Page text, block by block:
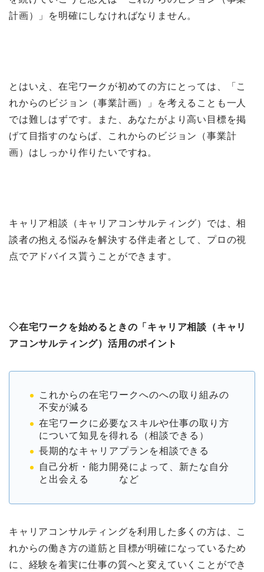
計画）」を明確にしなければなりません。
とはいえ、在宅ワークが初めての方にとっては、「こ
れからのビジョン（事業計画）」を考えることも一人
では難しはずです。また、あなたがより高い目標を掲
げて目指すのならば、これからのビジョン（事業計
画）はしっかり作りたいですね。
キャリア相談（キャリアコンサルティング）では、相
談者の抱える悩みを解決する伴走者として、プロの視
点でアドバイス貰うことができます。
◇在宅ワークを始めるときの「キャリア相談（キャリ
アコンサルティング）活用のポイント
これからの在宅ワークへのへの取り組みの
不安が減る
在宅ワークに必要なスキルや仕事の取り方
について知見を得れる（相談できる）
長期的なキャリアプランを相談できる
自己分析・能力開発によって、新たな自分
と出会える など
キャリアコンサルティングを利用した多くの方は、こ
れからの働き方の道筋と目標が明確になっているため
に、経験を着実に仕事の質へと変えていくことができ